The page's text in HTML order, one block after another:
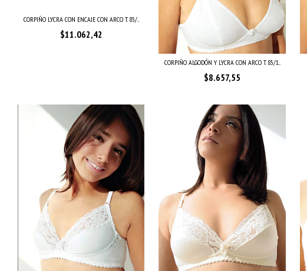
CORPIÑO LYCRA CON ENCAJE CON ARCO T. 85/...
$11.062,42
CORPIÑO ALGODÓN Y LYCRA CON ARCO T. 85/1...
$8.657,55